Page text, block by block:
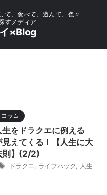
て、食べて、遊んで、色々
すメディア
×Blog
コラム
をドラクエに例える
見えてくる！【人生に大
則】(2/2)
ドラクエ ライフハック 人生